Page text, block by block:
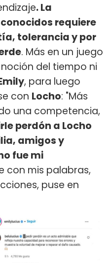
. La
requiere
tolerancia y por
. Más en un juego
del tiempo ni
, para luego
con Locho: "Más
una competencia,
perdón a Locho
amigos y
fue mi
con mis palabras,
puse en